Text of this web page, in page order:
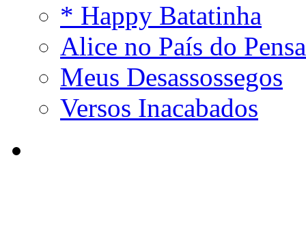
* Happy Batatinha
Alice no País do
Meus Desassossegos
Versos Inacabados